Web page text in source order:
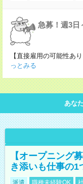
急募！週3日
【直接雇用の可能性あ
っとみる
あな
【オープニング
き添いも仕事の1
派遣 職種未経験OK